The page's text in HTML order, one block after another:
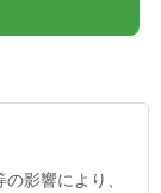
影響により、